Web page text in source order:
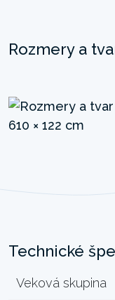
Rozmery a
Technické
Veková skupina